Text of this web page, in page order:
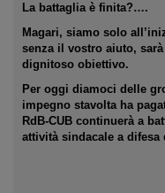
La battaglia è finita?….
Magari, siamo solo
senza il vostro aiuto,
dignitoso obiettivo.
Per oggi diamoci delle
impegno stavolta ha
RdB-CUB continuerà a
attività sindacale a difesa